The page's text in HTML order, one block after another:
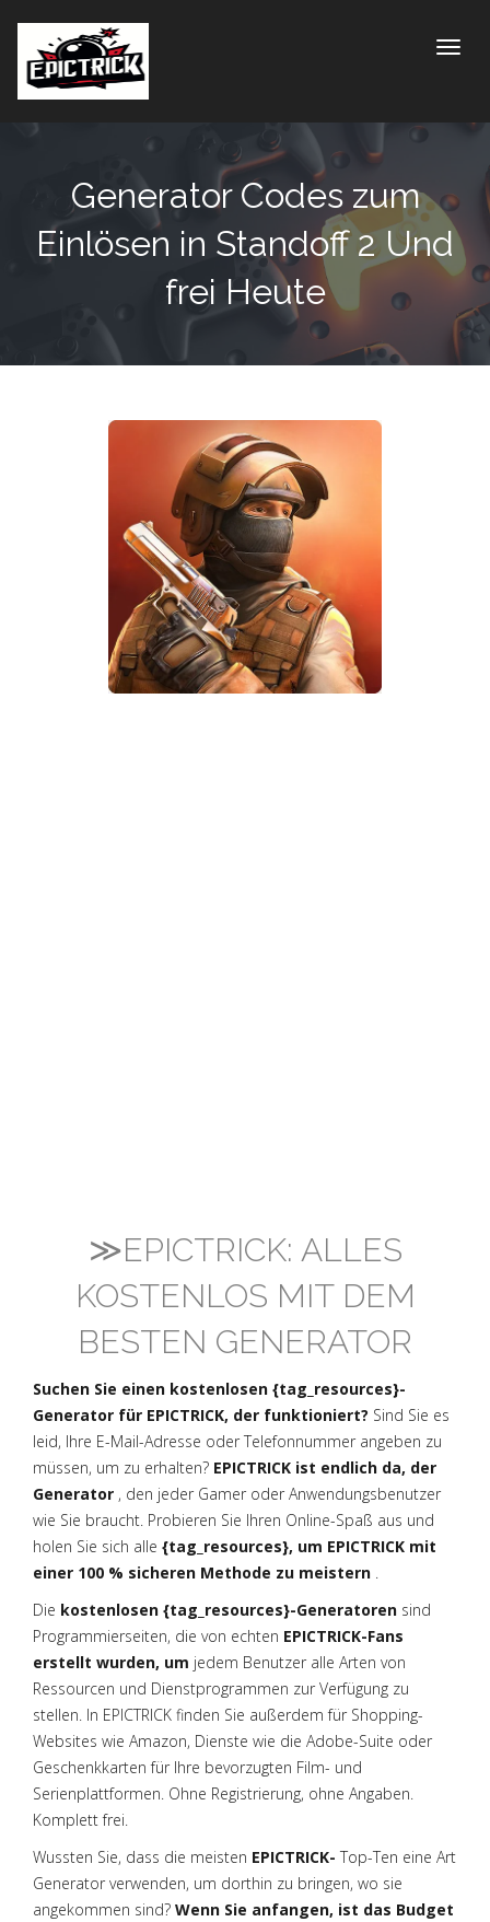
Generator Codes zum
Einlösen in Standoff 2 Und
frei Heute
≫EPICTRICK: ALLES
KOSTENLOS MIT DEM
BESTEN GENERATOR
Suchen Sie einen kostenlosen {tag_resources}-
Generator für EPICTRICK, der funktioniert? Sind Sie es
leid, Ihre E-Mail-Adresse oder Telefonnummer angeben zu
müssen, um zu erhalten? EPICTRICK ist endlich da, der
Generator , den jeder Gamer oder Anwendungsbenutzer
wie Sie braucht. Probieren Sie Ihren Online-Spaß aus und
holen Sie sich alle {tag_resources}, um EPICTRICK mit
einer 100 % sicheren Methode zu meistern .
Die kostenlosen {tag_resources}-Generatoren sind
Programmierseiten, die von echten EPICTRICK-Fans
erstellt wurden, um jedem Benutzer alle Arten von
Ressourcen und Dienstprogrammen zur Verfügung zu
stellen. In EPICTRICK finden Sie außerdemfür Shopping-
Websites wie Amazon, Dienste wie die Adobe-Suite oder
Geschenkkarten für Ihre bevorzugten Film- und
Serienplattformen. Ohne Registrierung, ohne Angaben.
Komplett frei.
Wussten Sie, dass die meisten EPICTRICK- Top-Ten eine Art
Generator verwenden, um dorthin zu bringen, wo sie
angekommen sind? Wenn Sie anfangen, ist das Budget